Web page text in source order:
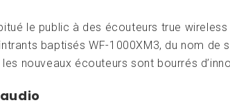
le public à des écouteurs true
baptisés WF-1000XM3, du nom
les nouveaux écouteurs sont bourrés